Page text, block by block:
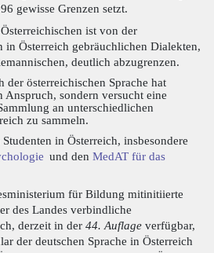
gewisse Grenzen setzt.
ist von der
in Österreich gebräuchlichen Dialekten,
deutlich abzugrenzen.
der österreichischen Sprache hat
Anspruch, sondern versucht eine
an unterschiedlichen
zu sammeln.
in Österreich, insbesondere
und den MedAT für das
für Bildung mitinitiierte
des Landes verbindliche
derzeit in der 44. Auflage verfügbar,
der deutschen Sprache in Österreich